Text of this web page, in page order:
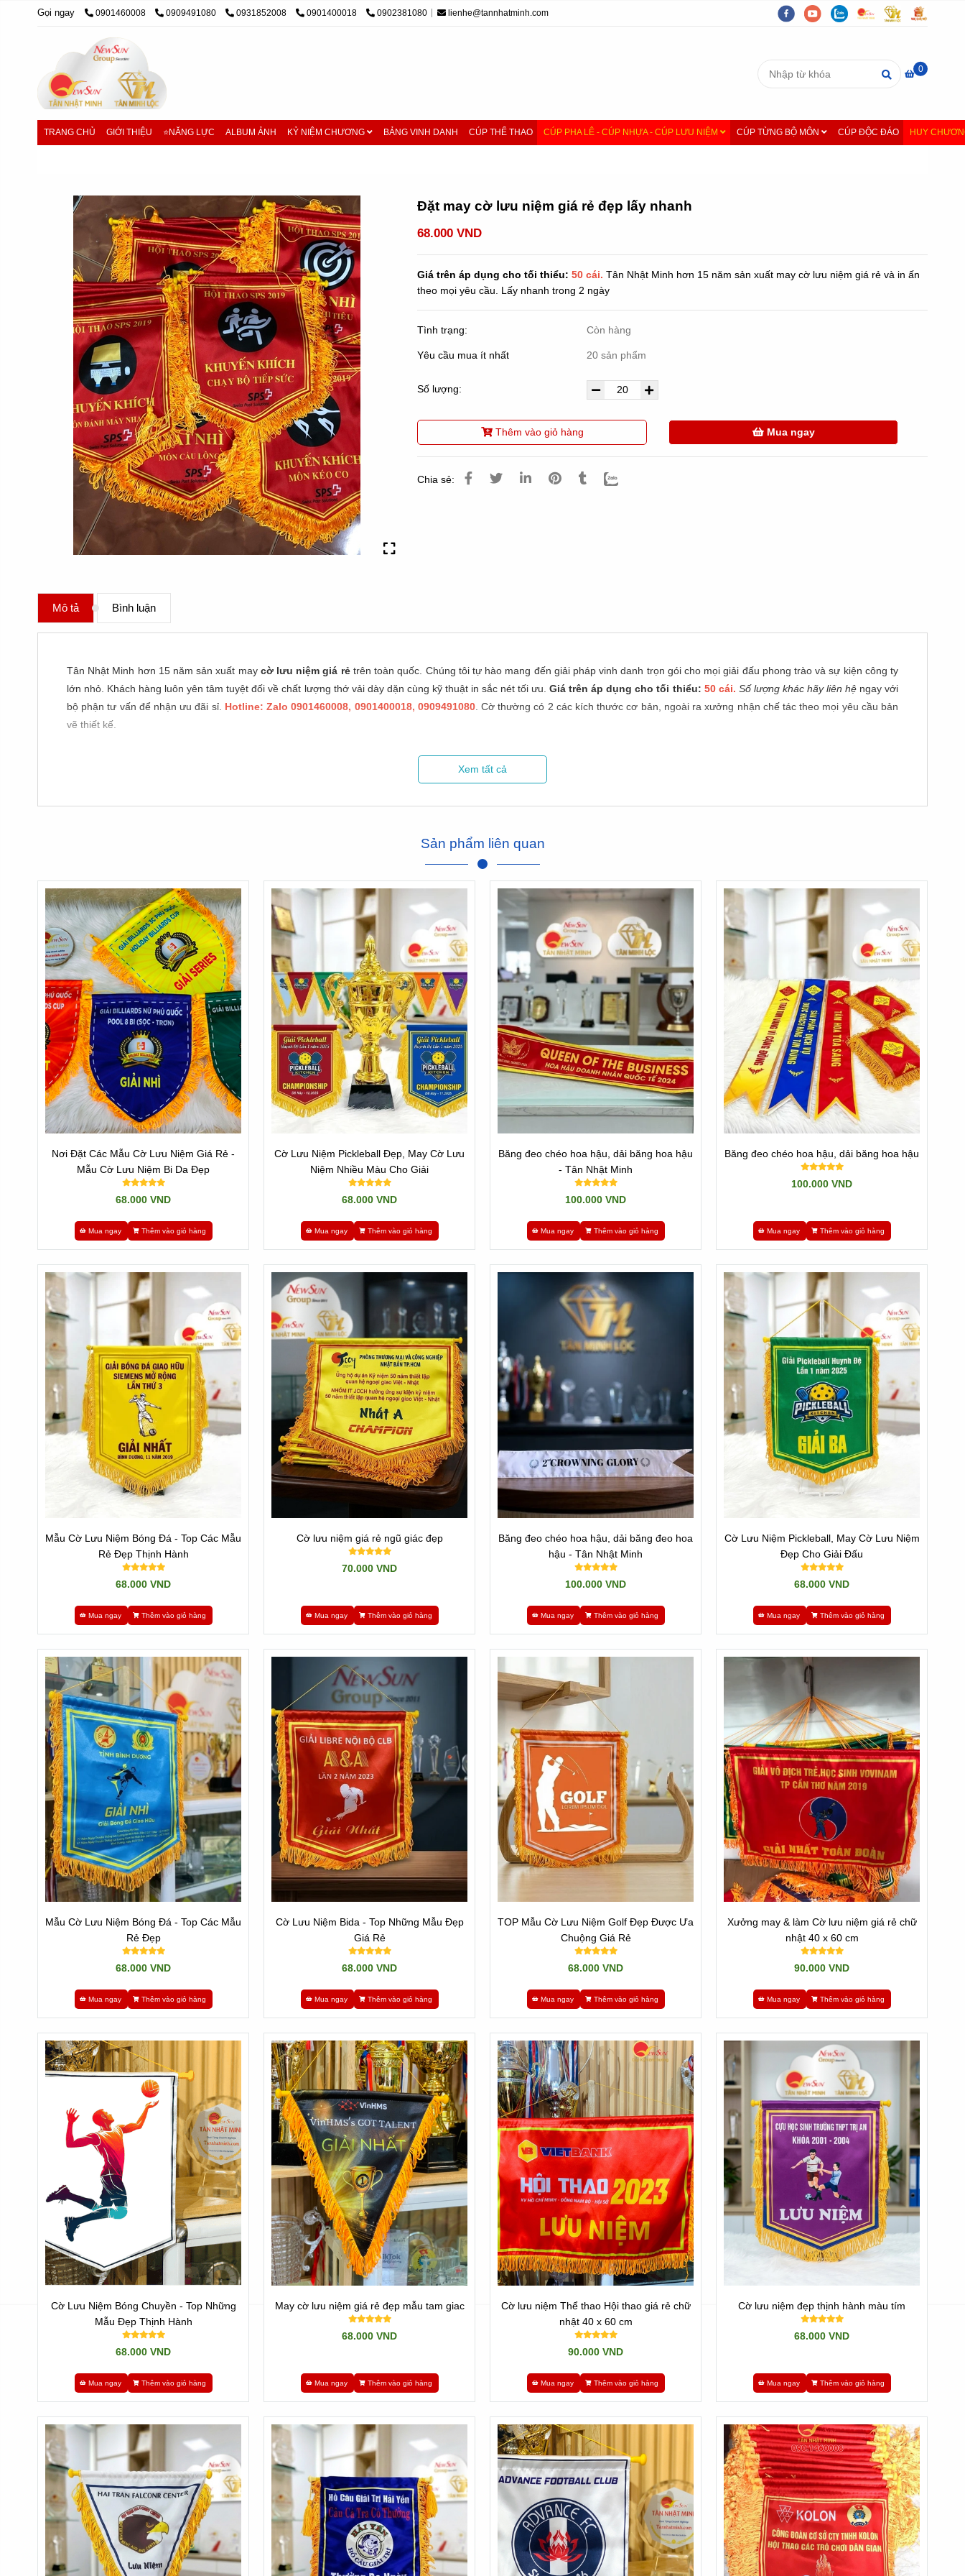
Gọi ngay 0901460008 0909491080 0931852008 0901400018 0902381080 lienhe@tannhatminh.com
0
TRANG CHỦ GIỚI THIỆU ⭐NĂNG LỰC ALBUM ẢNH KỶ NIỆM CHƯƠNG BẢNG VINH DANH CÚP THỂ THAO CÚP PHA LÊ - CÚP NHỰA - CÚP LƯU NIỆM CÚP TỪNG BỘ MÔN CÚP ĐỘC ĐÁO HUY
Đặt may cờ lưu niệm giá rẻ đẹp lấy nhanh
68.000 VND
Giá trên áp dụng cho tối thiểu: 50 cái.Tân Nhật Minh hơn 15 năm sản xuất may cờ lưu niệm giá rẻ và in ấn
theo mọi yêu cầu. Lấy nhanh trong 2 ngày
Tình trạng: Còn hàng
Yêu cầu mua ít nhất 20 sản phẩm
Số lượng:
Thêm vào giỏ hàng Mua ngay
Chia sẻ:
Mô tả Bình luận
Tân Nhật Minh hơn 15 năm sản xuất may cờ lưu niệm giá rẻtrên toàn quốc. Chúng tôi tự hào mang đến giải pháp vinh danh trọn gói cho mọi giải đấu phong trào và sự kiện công ty
lớn nhỏ. Khách hàng luôn yên tâm tuyệt đối về chất lượng thớ vải dày dặn cùng kỹ thuật in sắc nét tối ưu.Giá trên áp dụng cho tối thiểu: 50 cái. Số lượng khác hãy liên hệngay với
bộ phận tư vấn để nhận ưu đãi sỉ. Hotline: Zalo 0901460008, 0901400018, 0909491080. Cờ thường có 2 các kích thước cơ bản, ngoài ra xưởng nhận chế tác theo mọi yêu cầu bản
vẽ thiết kế.
Lựa Chọn Các Mẫu Cờ Lưu Niệm Giá Rẻ Đạt Chuẩn Sắc Nét
Trong các phong trào thi đua thể thao hiện nay, tặng phẩm lưu niệm giữ vai trò vô cùng lớn. Việc đặt mua dòng sản phẩm cờ lưu niệm giúp ban tổ chức tối ưu chi phí hiệu quả. Phôi
Quy trình in chuyển nhiệt kỹ thuật số giúp mực in thấm sâu vào từng thớ vải satin lụa bóng mịn. Điều này cam kết nội dung, logo nhà tài trợ hiển thị rõ ràng và không bong tróc sau
thời gian dài trưng bày. Hệ thống tổng kho sỉ trực tiếp giúp bạn hoàn toàn an tâm về mức giá gốc tận xưởng không qua bất kỳ trung gian nào.
Quy Trình Tại Xưởng May Cờ Lưu Niệm Chuyên Nghiệp Giá Sỉ
Để đáp ứng yêu cầu thẩm mỹ ngày càng khắt khe, dịch vụmay cờ lưu niệmchuyên nghiệp tại xưởng luôn đòi hỏi kỹ thuật tay nghề rất cao. Quy trình gia công bắt đầu từ việc lựa
chọn các thớ vải satin lụa bóng mịn hoặc canvas dày dặn để giữ phom dáng cờ luôn thẳng đứng. Đường chỉ may viền xung quanh cần đảm bảo độ chắc chắn, kết hợp đan tua rua
vàng đều đặn tạo hiệu ứng tôn nghiêm sang trọng khi trao giải.
Bên cạnh đó, công nghệ in chuyển nhiệt kỹ thuật số hiện đại đóng vai trò cốt lõi giúp mực in thấm sâu vào từng sợi vải, cam kết không bong tróc hay phai nhạt màu sắc khi trưng bày
lâu ngày. Một sản phẩm được may đo chỉn chu sẽ giúp ban tổ chức khẳng định sự đầu tư bài bản và nâng tầm chuyên nghiệp rõ rệt cho toàn bộ công tác điều hành giải đấu.
Cập Nhật Bảng Giá Cờ Lưu Niệm Tận Gốc Từ Tổng Kho
Để tối ưu hóa chi phí khi tổ chức hội thao doanh nghiệp, việc cập nhật bảnggiá cờ lưu niệm
tận gốc từ xưởng may trực tiếp sẽ giúp bạn tiết kiệm ngân sách đáng kể. Tân Nhật Minh
cung cấp chính sách chiết khấu cực tốt cho đơn hàng số lượng lớn của câu lạc bộ, cam kết chất lượng đồng đều và mực in kỹ thuật số thấm sâu vào thớ vải sạch cao cấp.
Xem tất cả
Sản phẩm liên quan
Nơi Đặt Các Mẫu Cờ Lưu Niệm Giá Rẻ -
Mẫu Cờ Lưu Niệm Bi Da Đẹp
68.000 VND
Mua ngay Thêm vào giỏ hàng
Cờ Lưu Niệm Pickleball Đẹp, May Cờ Lưu
Niệm Nhiều Màu Cho Giải
68.000 VND
Mua ngay Thêm vào giỏ hàng
Băng đeo chéo hoa hậu, dải băng hoa hậu
- Tân Nhật Minh
100.000 VND
Mua ngay Thêm vào giỏ hàng
Băng đeo chéo hoa hậu, dải băng hoa hậu
100.000 VND
Mua ngay Thêm vào giỏ hàng
Mẫu Cờ Lưu Niệm Bóng Đá - Top Các Mẫu
Rẻ Đẹp Thịnh Hành
68.000 VND
Mua ngay Thêm vào giỏ hàng
Cờ lưu niệm giá rẻ ngũ giác đẹp
70.000 VND
Mua ngay Thêm vào giỏ hàng
Băng đeo chéo hoa hậu, dải băng đeo hoa
hậu - Tân Nhật Minh
100.000 VND
Mua ngay Thêm vào giỏ hàng
Cờ Lưu Niệm Pickleball, May Cờ Lưu Niệm
Đẹp Cho Giải Đấu
68.000 VND
Mua ngay Thêm vào giỏ hàng
Mẫu Cờ Lưu Niệm Bóng Đá - Top Các Mẫu
Rẻ Đẹp
68.000 VND
Mua ngay Thêm vào giỏ hàng
Cờ Lưu Niệm Bida - Top Những Mẫu Đẹp
Giá Rẻ
68.000 VND
Mua ngay Thêm vào giỏ hàng
TOP Mẫu Cờ Lưu Niệm Golf Đẹp Được Ưa
Chuộng Giá Rẻ
68.000 VND
Mua ngay Thêm vào giỏ hàng
Xưởng may & làm Cờ lưu niệm giá rẻ chữ
nhật 40 x 60 cm
90.000 VND
Mua ngay Thêm vào giỏ hàng
Cờ Lưu Niệm Bóng Chuyền - Top Những
Mẫu Đẹp Thịnh Hành
68.000 VND
Mua ngay Thêm vào giỏ hàng
May cờ lưu niệm giá rẻ đẹp mẫu tam giac
68.000 VND
Mua ngay Thêm vào giỏ hàng
Cờ lưu niệm Thể thao Hội thao giá rẻ chữ
nhật 40 x 60 cm
90.000 VND
Mua ngay Thêm vào giỏ hàng
Cờ lưu niệm đẹp thịnh hành màu tím
68.000 VND
Mua ngay Thêm vào giỏ hàng